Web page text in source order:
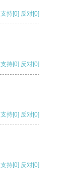
支持[0] 反对[0]
支持[0] 反对[0]
支持[0] 反对[0]
支持[0] 反对[0]